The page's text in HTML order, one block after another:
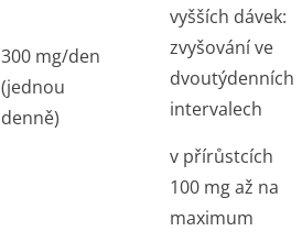
vyšších dávek:
zvyšování ve
dvoutýdenních
intervalech
v přírůstcích
100 mg až na
maximum
300 mg/den
(jednou
denně)